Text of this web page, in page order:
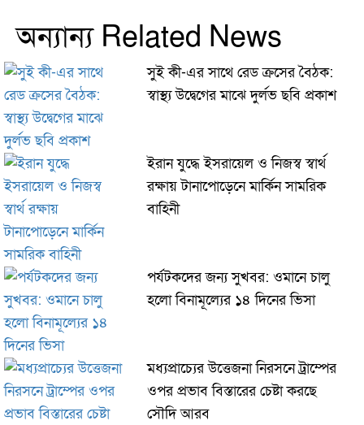
অন্যান্য Related News
সুই কী-এর সাথে রেড ক্রসের বৈঠক:
স্বাস্থ্য উদ্বেগের মাঝে দুর্লভ ছবি প্রকাশ
ইরান যুদ্ধে ইসরায়েল ও নিজস্ব স্বার্থ
রক্ষায় টানাপোড়েনে মার্কিন সামরিক
বাহিনী
পর্যটকদের জন্য সুখবর: ওমানে চালু
হলো বিনামূল্যের ১৪ দিনের ভিসা
মধ্যপ্রাচ্যের উত্তেজনা নিরসনে ট্রাম্পের
ওপর প্রভাব বিস্তারের চেষ্টা করছে
সৌদি আরব